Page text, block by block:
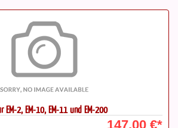
2, EM-10, EM-11 und EM-200
147,00 €*